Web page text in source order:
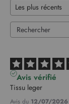
Avis vérifié
Tissu leger
Avis du 12/07/2026